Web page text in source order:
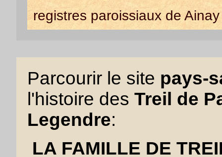
registres paroissiaux de
Parcourir le site pays-
l'histoire des Treil de
Legendre:
LA FAMILLE DE